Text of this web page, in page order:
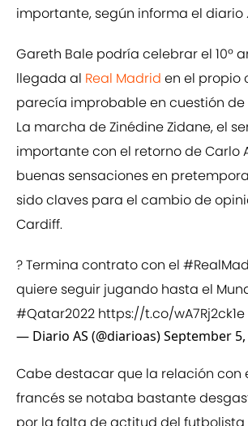
importante, según informa el diario
Gareth Bale podría celebrar el 10º
llegada al Real Madrid en el propio
parecía improbable en cuestión de
La marcha de Zinédine Zidane, el
importante con el retorno de Carlo
buenas sensaciones en
sido claves para el cambio de
Cardiff.
? Termina contrato con el
quiere seguir jugando hasta el
#Qatar2022 https://t.co/wA7Rj2ck1e
— Diario AS (@diarioas)September 5,
Cabe destacar que la relación con
francés se notaba bastante